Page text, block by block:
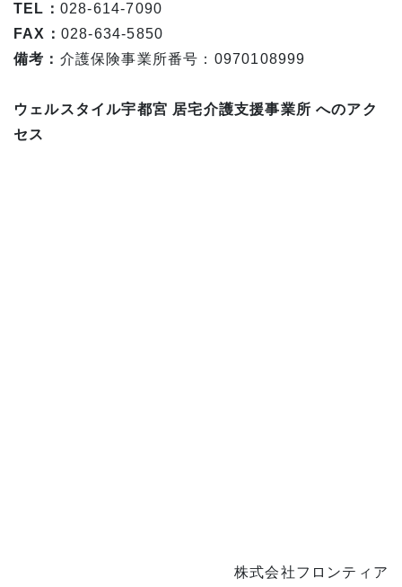
TEL： 028-614-7090
FAX： 028-634-5850
備考： 介護保険事業所番号：0970108999
ウェルスタイル宇都宮 居宅介護支援事業所 へのアク
セス
株式会社フロンティア